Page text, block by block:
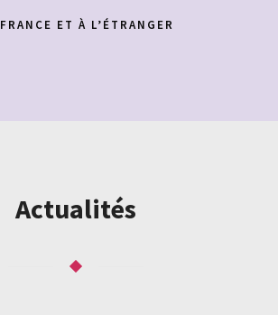
FRANCE ET À L’ÉTRANGER
Actualités